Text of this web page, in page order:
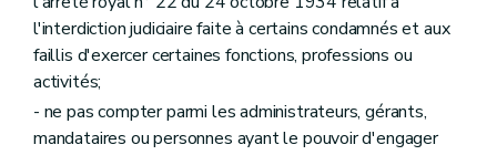
l'interdiction judiciaire faite à certains condamnés et aux
faillis d'exercer certaines fonctions, professions ou
activités;
- ne pas compter parmi les administrateurs, gérants,
mandataires ou personnes ayant le pouvoir d'engager